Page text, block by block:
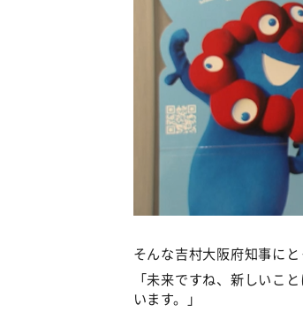
そんな吉村大阪府知事に
「未来ですね、新しいこ
います。」